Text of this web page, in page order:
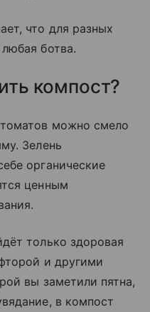
что для разных
ботва.
компост?
можно смело
Зелень
органические
ценным
только здоровая
и другими
вы заметили пятна,
в компост